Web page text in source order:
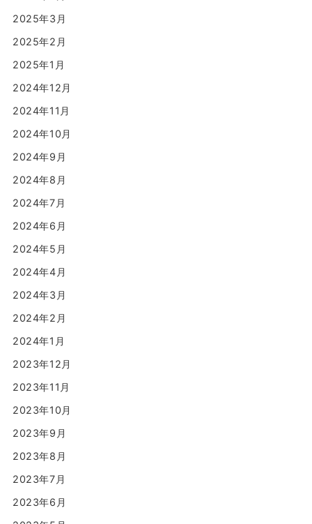
2025年3月
2025年2月
2025年1月
2024年12月
2024年11月
2024年10月
2024年9月
2024年8月
2024年7月
2024年6月
2024年5月
2024年4月
2024年3月
2024年2月
2024年1月
2023年12月
2023年11月
2023年10月
2023年9月
2023年8月
2023年7月
2023年6月